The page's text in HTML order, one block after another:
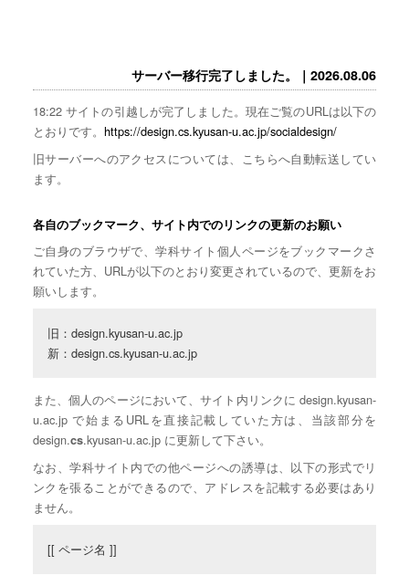
サーバー移行完了しました。｜2026.08.06
18:22 サイトの引越しが完了しました。現在ご覧のURLは以下の
とおりです。 https://design.cs.kyusan-u.ac.jp/socialdesign/
旧サーバーへのアクセスについては、こちらへ自動転送してい
ます。
各自のブックマーク、サイト内でのリンクの更新のお願い
ご自身のブラウザで、学科サイト個人ページをブックマークさ
れていた方、URLが以下のとおり変更されているので、更新をお
願いします。
旧：design.kyusan-u.ac.jp
新：design.cs.kyusan-u.ac.jp
また、個人のページにおいて、サイト内リンクに design.kyusan-
u.ac.jp で始まるURLを直接記載していた方は、当該部分を
design.cs.kyusan-u.ac.jp に更新して下さい。
なお、学科サイト内での他ページへの誘導は、以下の形式でリ
ンクを張ることができるので、アドレスを記載する必要はあり
ません。
[[ ページ名 ]]